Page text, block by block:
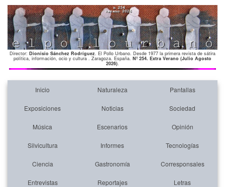
Director: Dionisio Sánchez Rodríguez. El Pollo Urbano. Desde 1977 la primera revista de sátira
política, información, ocio y cultura . Zaragoza. España. Nº 254. Extra Verano (Julio Agosto
2026).
Inicio Naturaleza Pantallas
Exposiciones Noticias Sociedad
Música Escenarios Opinión
Silvicultura Informes Tecnologías
Ciencia Gastronomía Corresponsales
Entrevistas Reportajes Letras